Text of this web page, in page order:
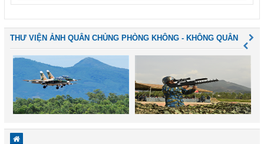
THƯ VIỆN ẢNH QUÂN CHỦNG PHÒNG KHÔNG - KHÔNG QUÂN